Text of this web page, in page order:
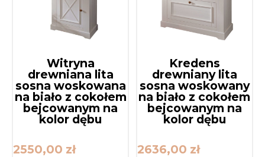
Witryna
drewniana lita
sosna woskowana
na biało z cokołem
bejcowanym na
kolor dębu
2550,00 zł
Kredens
drewniany lita
sosna woskowany
na biało z cokołem
bejcowanym na
kolor dębu
2636,00 zł